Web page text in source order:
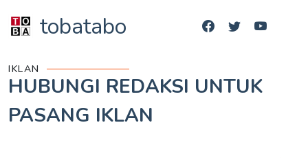
tobatabo
IKLAN
HUBUNGI REDAKSI UNTUK
PASANG IKLAN